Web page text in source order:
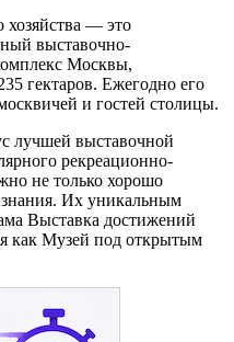
хозяйства — это
выставочно-
Москвы,
гектаров. Ежегодно его
и гостей столицы.
лучшей выставочной
рекреационно-
не только хорошо
Их уникальным
Выставка достижений
как Музей под открытым